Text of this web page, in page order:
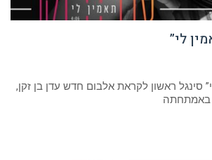
לי”
סינגל ראשון לקראת אלבום חדש עדן בן זקן,
באמתחתה